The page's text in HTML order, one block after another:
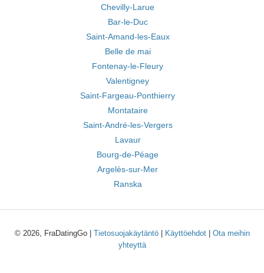
Chevilly-Larue
Bar-le-Duc
Saint-Amand-les-Eaux
Belle de mai
Fontenay-le-Fleury
Valentigney
Saint-Fargeau-Ponthierry
Montataire
Saint-André-les-Vergers
Lavaur
Bourg-de-Péage
Argelès-sur-Mer
Ranska
© 2026, FraDatingGo | Tietosuojakäytäntö| Käyttöehdot| Ota meihin
yhteyttä